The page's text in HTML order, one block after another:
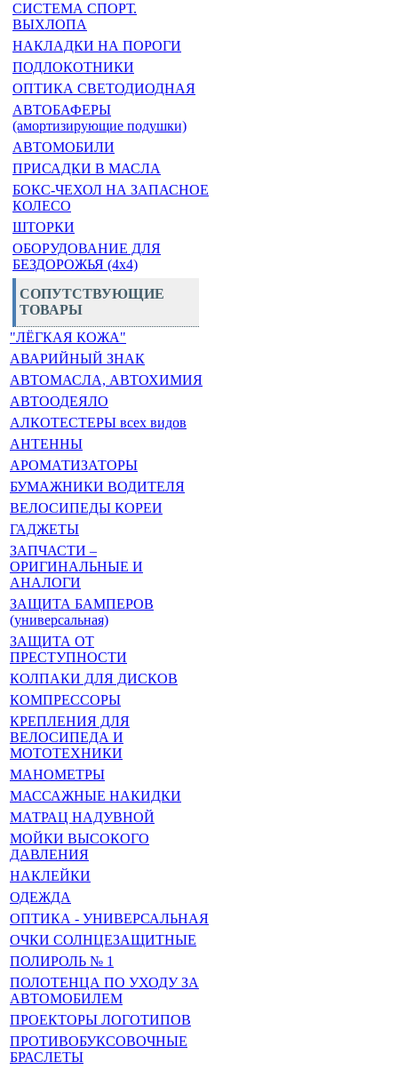
СИСТЕМА СПОРТ.
ВЫХЛОПА
НАКЛАДКИ НА ПОРОГИ
ПОДЛОКОТНИКИ
ОПТИКА СВЕТОДИОДНАЯ
АВТОБАФЕРЫ
(амортизирующие подушки)
АВТОМОБИЛИ
ПРИСАДКИ В МАСЛА
БОКС-ЧЕХОЛ НА ЗАПАСНОЕ
КОЛЕСО
ШТОРКИ
ОБОРУДОВАНИЕ ДЛЯ
БЕЗДОРОЖЬЯ (4x4)
СОПУТСТВУЮЩИЕ
ТОВАРЫ
"ЛЁГКАЯ КОЖА"
АВАРИЙНЫЙ ЗНАК
АВТОМАСЛА, АВТОХИМИЯ
АВТООДЕЯЛО
АЛКОТЕСТЕРЫ всех видов
АНТЕННЫ
АРОМАТИЗАТОРЫ
БУМАЖНИКИ ВОДИТЕЛЯ
ВЕЛОСИПЕДЫ КОРЕИ
ГАДЖЕТЫ
ЗАПЧАСТИ –
ОРИГИНАЛЬНЫЕ И
АНАЛОГИ
ЗАЩИТА БАМПЕРОВ
(универсальная)
ЗАЩИТА ОТ
ПРЕСТУПНОСТИ
КОЛПАКИ ДЛЯ ДИСКОВ
КОМПРЕССОРЫ
КРЕПЛЕНИЯ ДЛЯ
ВЕЛОСИПЕДА И
МОТОТЕХНИКИ
МАНОМЕТРЫ
МАССАЖНЫЕ НАКИДКИ
МАТРАЦ НАДУВНОЙ
МОЙКИ ВЫСОКОГО
ДАВЛЕНИЯ
НАКЛЕЙКИ
ОДЕЖДА
ОПТИКА - УНИВЕРСАЛЬНАЯ
ОЧКИ СОЛНЦЕЗАЩИТНЫЕ
ПОЛИРОЛЬ № 1
ПОЛОТЕНЦА ПО УХОДУ ЗА
АВТОМОБИЛЕМ
ПРОЕКТОРЫ ЛОГОТИПОВ
ПРОТИВОБУКСОВОЧНЫЕ
БРАСЛЕТЫ